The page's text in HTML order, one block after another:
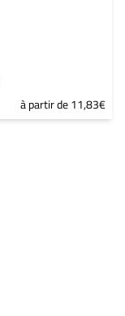
à partir de 11,83€